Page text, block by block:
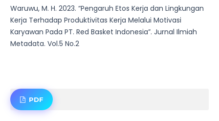
Waruwu, M. H. 2023. “Pengaruh Etos Kerja dan Lingkungan
Kerja Terhadap Produktivitas Kerja Melalui Motivasi
Karyawan Pada PT. Red Basket Indonesia”. Jurnal Ilmiah
Metadata. Vol.5 No.2
PDF